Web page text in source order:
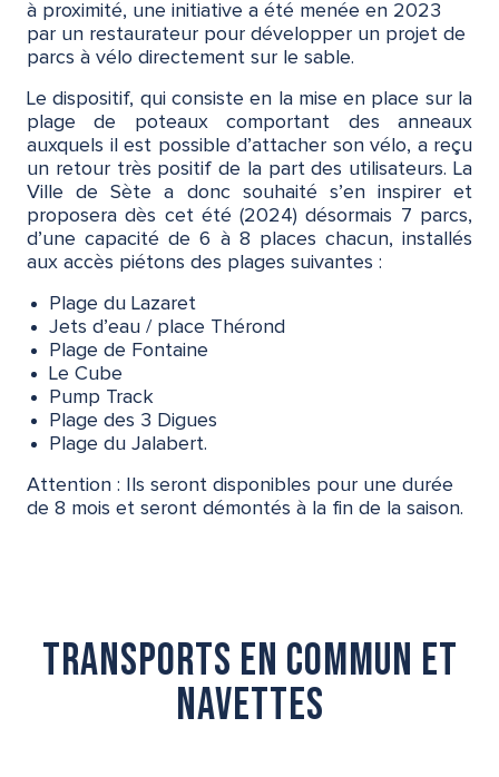
à proximité, une initiative a été menée en 2023
par un restaurateur pour développer un projet de
parcs à vélo directement sur le sable.
Le dispositif, qui consiste en la mise en place sur la
plage de poteaux comportant des anneaux
auxquels il est possible d’attacher son vélo, a reçu
un retour très positif de la part des utilisateurs. La
Ville de Sète a donc souhaité s’en inspirer et
proposera dès cet été (2024) désormais 7 parcs,
d’une capacité de 6 à 8 places chacun, installés
aux accès piétons des plages suivantes :
Plage du Lazaret
Jets d’eau / place Thérond
Plage de Fontaine
Le Cube
Pump Track
Plage des 3 Digues
Plage du Jalabert.
Attention : Ils seront disponibles pour une durée
de 8 mois et seront démontés à la fin de la saison.
Transports en commun et
navettes